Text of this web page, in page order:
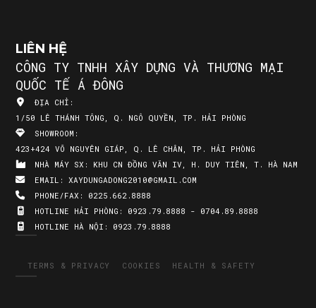
LIÊN HỆ
CÔNG TY TNHH XÂY DỰNG VÀ THƯƠNG MẠI
QUỐC TẾ Á ĐÔNG
ĐỊA CHỈ:
1/50 LÊ THÁNH TÔNG, Q. NGÔ QUYỀN, TP. HẢI PHÒNG
SHOWROOM:
423+424 VÕ NGUYÊN GIÁP, Q. LÊ CHÂN, TP. HẢI PHÒNG
NHÀ MÁY SX: KHU CN ĐỒNG VĂN IV, H. DUY TIÊN, T. HÀ NAM
EMAIL: XAYDUNGADONG2010@GMAIL.COM
PHONE/FAX: 0225.662.8888
HOTLINE HẢI PHÒNG: 0923.79.8888 - 0704.89.8888
HOTLINE HÀ NỘI: 0923.79.8888
TERMS & PRIVACY COOKIES HEALTH & SAFETY